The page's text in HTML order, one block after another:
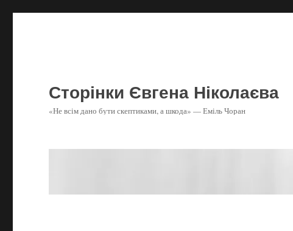
Сторінки Євгена Ніколаєва
«Не всім дано бути скептиками, а шкода» — Еміль Чоран